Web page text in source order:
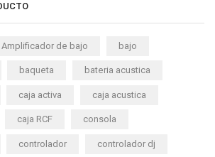
Amplificador de bajo bajo
baqueta bateria acustica
caja activa caja acustica
caja RCF consola
controlador controlador dj